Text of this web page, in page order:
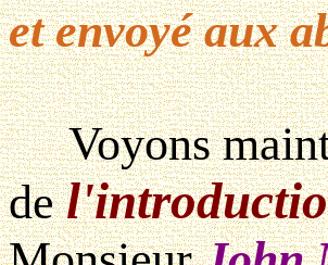
et envoyé aux
Voyons
de